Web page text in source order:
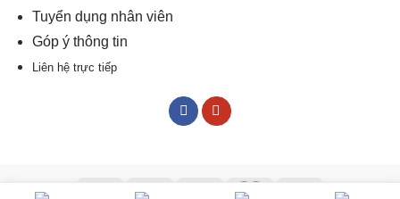
Tuyển dụng nhân viên
Góp ý thông tin
Liên hệ trực tiếp